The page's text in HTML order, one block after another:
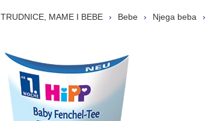
TRUDNICE, MAME I BEBE Bebe Njega beba